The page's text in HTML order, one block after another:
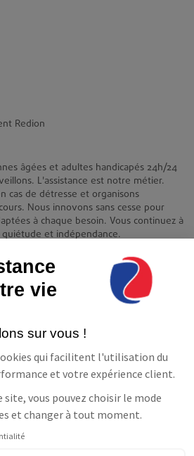
vie
sur vous !
qui facilitent l'utilisation du
et votre expérience client.
vous pouvez choisir le mode
et changer à tout moment.
Redion
âgées et adultes handicapés 24h/24
L'assistance est notre métier.
cas de détresse et organisons
Nous innovons sans cesse pour
à chaque besoin. Vous continuez à
et indépendance.
93210 Saint-Denis
local)